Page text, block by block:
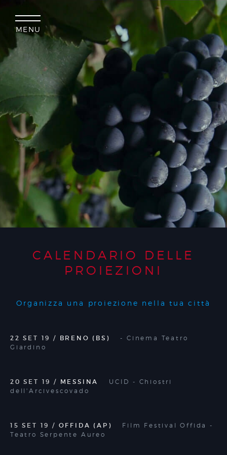
CALENDARIO DELLE
PROIEZIONI
Organizza una proiezione nella tua città
22 SET 19 BRENO (BS)
Cinema Teatro
Giardino
20 SET 19 MESSINA UCID
Chiostri
dell'Arcivescovado
15 SET 19 OFFIDA (AP)
Film Festival Offida
Teatro Serpente Aureo